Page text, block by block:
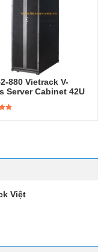
880 Vietrack V-
Server Cabinet 42U
Việt